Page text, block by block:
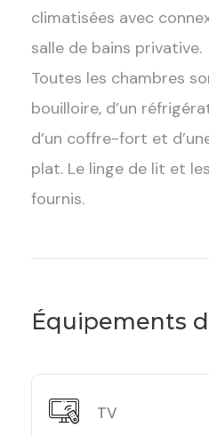
climatisées avec
salle de bains privative.
Toutes les chambres
bouilloire, d’un
d’un coffre-fort et
plat. Le linge de lit et
fournis.
Équipements
TV